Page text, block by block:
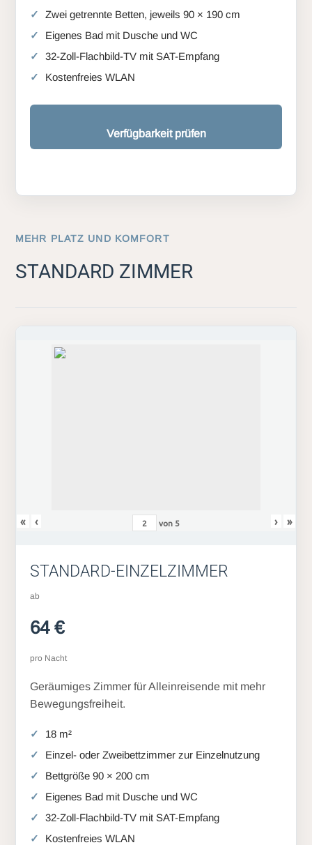
Zwei getrennte Betten, jeweils 90 × 190 cm
Eigenes Bad mit Dusche und WC
32-Zoll-Flachbild-TV mit SAT-Empfang
Kostenfreies WLAN
Verfügbarkeit prüfen
MEHR PLATZ UND KOMFORT
STANDARD ZIMMER
« ‹ von 5 › »
STANDARD-EINZELZIMMER
ab
64 €
pro Nacht
Geräumiges Zimmer für Alleinreisende mit mehr
Bewegungsfreiheit.
18 m²
Einzel- oder Zweibettzimmer zur Einzelnutzung
Bettgröße 90 × 200 cm
Eigenes Bad mit Dusche und WC
32-Zoll-Flachbild-TV mit SAT-Empfang
Kostenfreies WLAN